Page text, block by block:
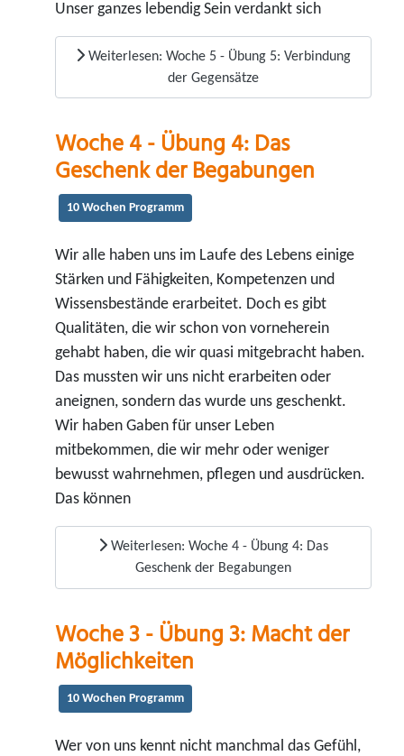
Unser ganzes lebendig Sein verdankt sich
Weiterlesen: Woche 5 - Übung 5: Verbindung
der Gegensätze
Woche 4 - Übung 4: Das
Geschenk der Begabungen
10 Wochen Programm
Wir alle haben uns im Laufe des Lebens einige
Stärken und Fähigkeiten, Kompetenzen und
Wissensbestände erarbeitet. Doch es gibt
Qualitäten, die wir schon von vorneherein
gehabt haben, die wir quasi mitgebracht haben.
Das mussten wir uns nicht erarbeiten oder
aneignen, sondern das wurde uns geschenkt.
Wir haben Gaben für unser Leben
mitbekommen, die wir mehr oder weniger
bewusst wahrnehmen, pflegen und ausdrücken.
Das können
Weiterlesen: Woche 4 - Übung 4: Das
Geschenk der Begabungen
Woche 3 - Übung 3: Macht der
Möglichkeiten
10 Wochen Programm
Wer von uns kennt nicht manchmal das Gefühl,